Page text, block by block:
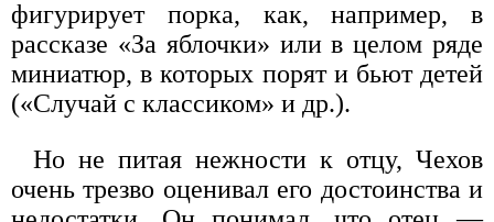
фигурирует порка, как, например, в
рассказе «За яблочки» или в целом ряде
миниатюр, в которых порят и бьют детей
(«Случай с классиком» и др.).
Но не питая нежности к отцу, Чехов
очень трезво оценивал его достоинства и